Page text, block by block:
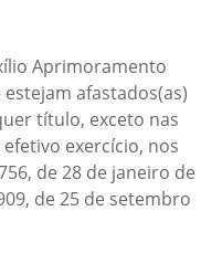
Aprimoramento
afastados(as)
título, exceto nas
exercício, nos
de 28 de janeiro de
de 25 de setembro